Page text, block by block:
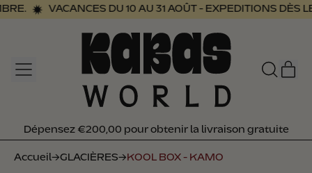
VACANCES DU 10 AU 31 AOÛT - EXPEDITIONS DÈS
MENU
Dépensez €200,00 pour obtenir la livraison gratuite
Dépensez €200,00 pour obtenir la livraison gratuite
Accueil→GLACIÈRES→ KOOL BOX - KAMO